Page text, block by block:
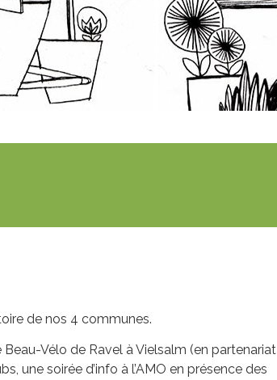
de nos 4 communes.
Vélo de Ravel à Vielsalm (en partenariat
une soirée d’info à l’AMO en présence des